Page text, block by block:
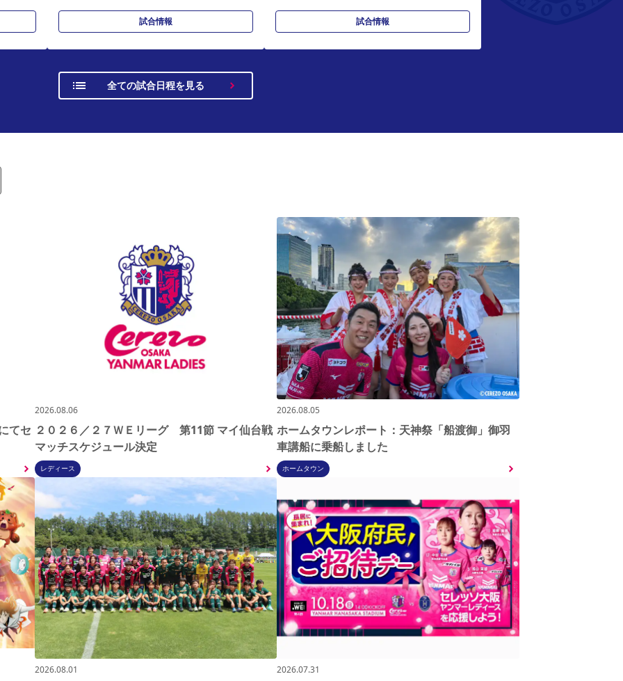
試合情報 試合情報
全ての試合日程を見る
てセ
2026.08.06
２０２６／２７ＷＥリーグ 第11節 マイ仙台戦
マッチスケジュール決定
レディース
2026.08.05
ホームタウンレポート：天神祭「船渡御」御羽
車講船に乗船しました
ホームタウン
2026.08.01 2026.07.31